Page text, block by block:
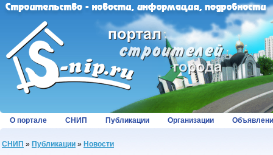
О портале СНИП Публикации Организации
СНИП » Публикации » Новости